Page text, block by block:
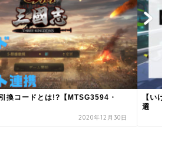
換コードとは!?【MTSG3594・
2020年12月30日
【いけ
選